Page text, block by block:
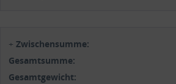
+Zwischensumme:
Gesamtsumme:
Gesamtgewicht: